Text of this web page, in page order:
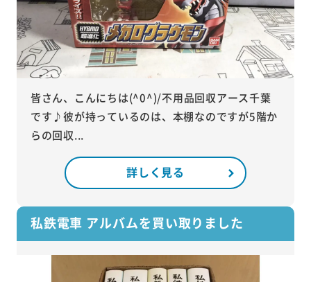
皆さん、こんにちは(^0^)/不用品回収アース千葉
です♪彼が持っているのは、本棚なのですが5階か
らの回収...
詳しく見る
私鉄電車 アルバムを買い取りました